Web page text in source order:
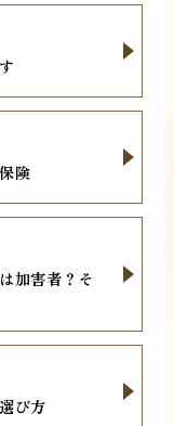
険
加害者？そ
び方